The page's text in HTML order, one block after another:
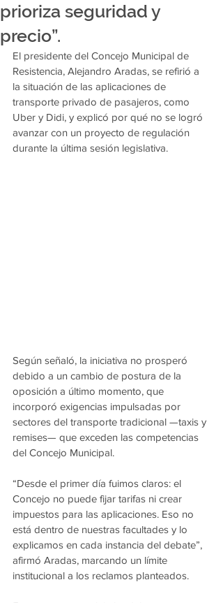
prioriza seguridad y
precio”.
El presidente del Concejo Municipal de
Resistencia, Alejandro Aradas, se refirió a
la situación de las aplicaciones de
transporte privado de pasajeros, como
Uber y Didi, y explicó por qué no se logró
avanzar con un proyecto de regulación
durante la última sesión legislativa.
Según señaló, la iniciativa no prosperó
debido a un cambio de postura de la
oposición a último momento, que
incorporó exigencias impulsadas por
sectores del transporte tradicional —taxis y
remises— que exceden las competencias
del Concejo Municipal.
“Desde el primer día fuimos claros: el
Concejo no puede fijar tarifas ni crear
impuestos para las aplicaciones. Eso no
está dentro de nuestras facultades y lo
explicamos en cada instancia del debate”,
afirmó Aradas, marcando un límite
institucional a los reclamos planteados.